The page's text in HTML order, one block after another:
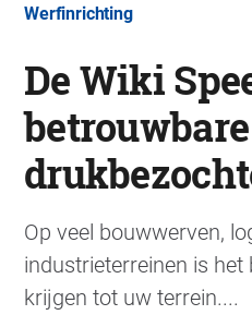
Werfinrichting
De Wiki
Op veel bouwwerven,
industrieterreinen is
krijgen tot uw terrein....